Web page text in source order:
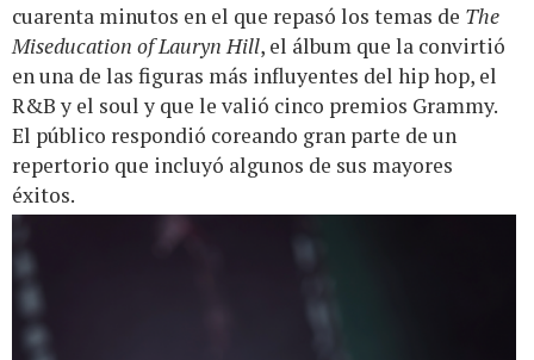
cuarenta minutos en el que repasó los temas de The
Miseducation of Lauryn Hill, el álbum que la convirtió
en una de las figuras más influyentes del hip hop, el
R&B y el soul y que le valió cinco premios Grammy.
El público respondió coreando gran parte de un
repertorio que incluyó algunos de sus mayores
éxitos.